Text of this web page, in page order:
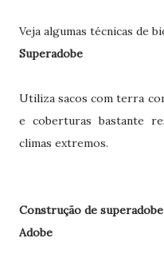
Veja algumas técnicas de
Superadobe
Utiliza sacos com terra
e coberturas bastante
climas extremos.
Construção de superadobe
Adobe